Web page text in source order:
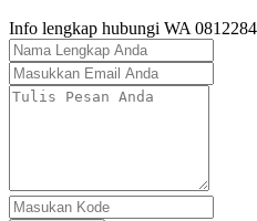
Info lengkap hubungi WA